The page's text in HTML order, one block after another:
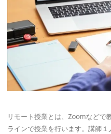
リモート授業とは、Zoomなどで
ラインで授業を行います。講師